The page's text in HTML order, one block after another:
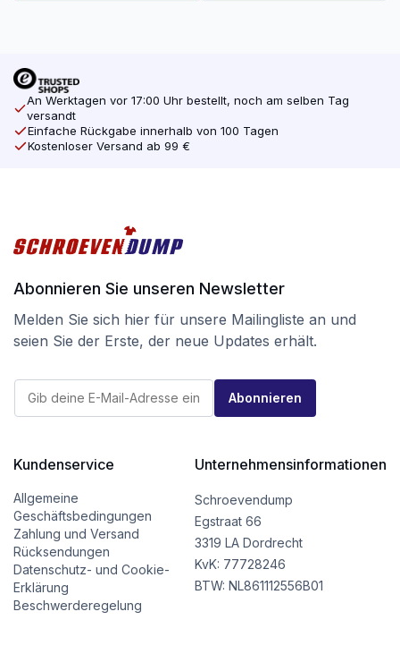
An Werktagen vor 17:00 Uhr bestellt, noch am selben Tag
versandt
Einfache Rückgabe innerhalb von 100 Tagen
Kostenloser Versand ab 99 €
Abonnieren Sie unseren Newsletter
Melden Sie sich hier für unsere Mailingliste an und
seien Sie der Erste, der neue Updates erhält.
a
*
E
M
l
Abonnieren
Kundenservice
Allgemeine
Geschäftsbedingungen
Zahlung und Versand
Rücksendungen
Datenschutz- und Cookie-
Erklärung
Beschwerderegelung
Unternehmensinformationen
Schroevendump
Egstraat 66
3319 LA Dordrecht
KvK: 77728246
BTW: NL861112556B01